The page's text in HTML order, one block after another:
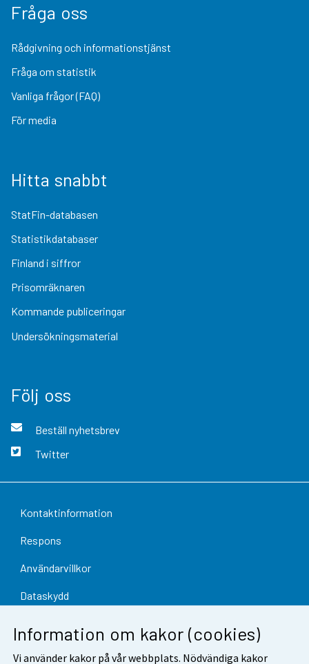
Information om kakor (cookies)
Vi använder kakor på vår webbplats. Nödvändiga kakor
Fråga oss
Rådgivning och informationstjänst
Fråga om statistik
Vanliga frågor (FAQ)
För media
Hitta snabbt
StatFin-databasen
Statistikdatabaser
Finland i siffror
Prisomräknaren
Kommande publiceringar
Undersökningsmaterial
Följ oss
Beställ nyhetsbrev
Twitter
Kontaktinformation
Respons
Användarvillkor
Dataskydd
Information om webbplatsen